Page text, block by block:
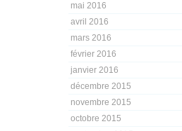
mai 2016
avril 2016
mars 2016
février 2016
janvier 2016
décembre 2015
novembre 2015
octobre 2015